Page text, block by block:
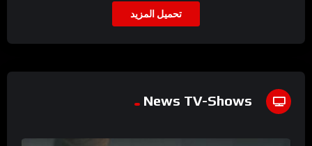
تحميل المزيد
News TV-Shows